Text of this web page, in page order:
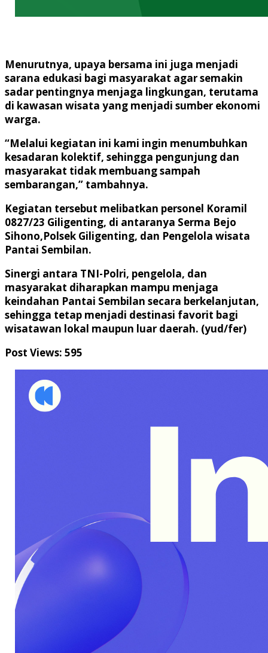
Menurutnya, upaya bersama ini juga menjadi
sarana edukasi bagi masyarakat agar semakin
sadar pentingnya menjaga lingkungan, terutama
di kawasan wisata yang menjadi sumber ekonomi
warga.
“Melalui kegiatan ini kami ingin menumbuhkan
kesadaran kolektif, sehingga pengunjung dan
masyarakat tidak membuang sampah
sembarangan,” tambahnya.
Kegiatan tersebut melibatkan personel Koramil
0827/23 Giligenting, di antaranya Serma Bejo
Sihono,Polsek Giligenting, dan Pengelola wisata
Pantai Sembilan.
Sinergi antara TNI-Polri, pengelola, dan
masyarakat diharapkan mampu menjaga
keindahan Pantai Sembilan secara berkelanjutan,
sehingga tetap menjadi destinasi favorit bagi
wisatawan lokal maupun luar daerah. (yud/fer)
Post Views: 595